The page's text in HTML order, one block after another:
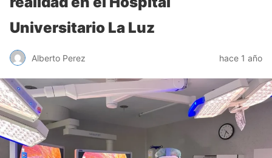
Universitario La Luz
Alberto Perez hace 1 año